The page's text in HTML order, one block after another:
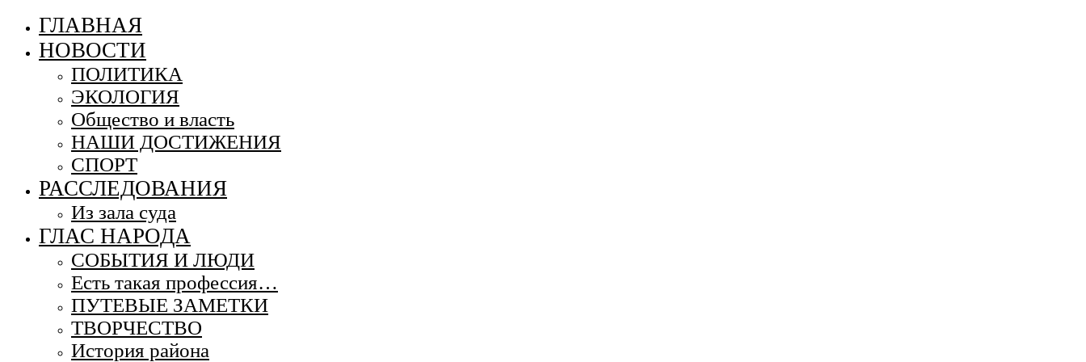
ГЛАВНАЯ
НОВОСТИ
ПОЛИТИКА
ЭКОЛОГИЯ
Общество и власть
НАШИ ДОСТИЖЕНИЯ
СПОРТ
РАССЛЕДОВАНИЯ
Из зала суда
ГЛАС НАРОДА
СОБЫТИЯ И ЛЮДИ
Есть такая профессия…
ПУТЕВЫЕ ЗАМЕТКИ
ТВОРЧЕСТВО
История района